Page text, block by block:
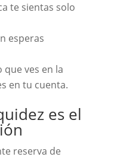
te sientas solo
esperas
que ves en la
en tu cuenta.
es el
reserva de